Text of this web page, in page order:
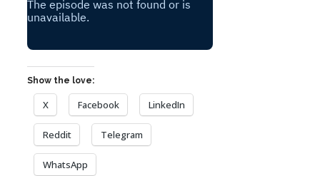
Show the love:
X Facebook LinkedIn
Reddit Telegram
WhatsApp